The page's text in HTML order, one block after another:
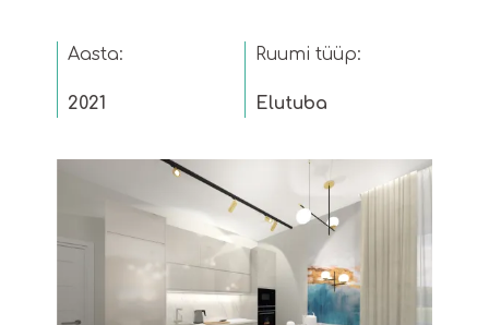
Aasta:
2021
Ruumi tüüp:
Elutuba